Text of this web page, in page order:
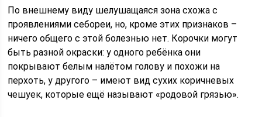
По внешнему виду шелушащаяся зона схожа с
проявлениями себореи, но, кроме этих признаков –
ничего общего с этой болезнью нет. Корочки могут
быть разной окраски: у одного ребёнка они
покрывают белым налётом голову и похожи на
перхоть, у другого – имеют вид сухих коричневых
чешуек, которые ещё называют «родовой грязью».